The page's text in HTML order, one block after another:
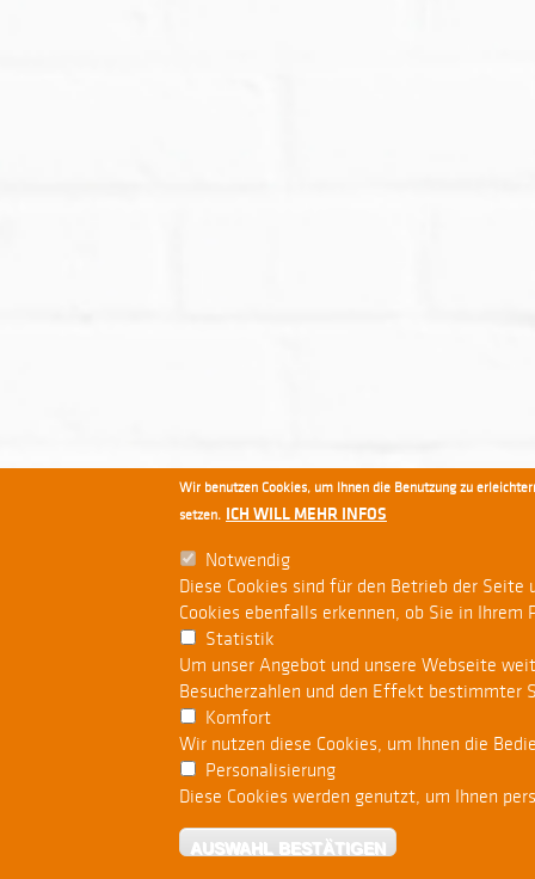
Wir benutzen Cookies, um Ihnen die Benutzung zu
setzen.
ICH WILL MEHR INFOS
Notwendig
Diese Cookies sind für den Betrieb der
Cookies ebenfalls erkennen, ob Sie in
Statistik
Um unser Angebot und unsere Webseite
Besucherzahlen und den Effekt
Komfort
Wir nutzen diese Cookies, um Ihnen die
Personalisierung
Diese Cookies werden genutzt, um Ihnen
AUSWAHL BESTÄTIGEN